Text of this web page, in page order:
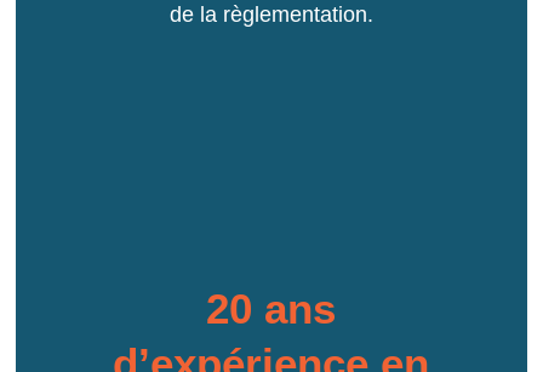
de la règlementation.
20 ans